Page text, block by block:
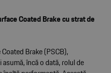
Coated Brake cu strat de
Brake (PSCB),
încă o dată, rolul de